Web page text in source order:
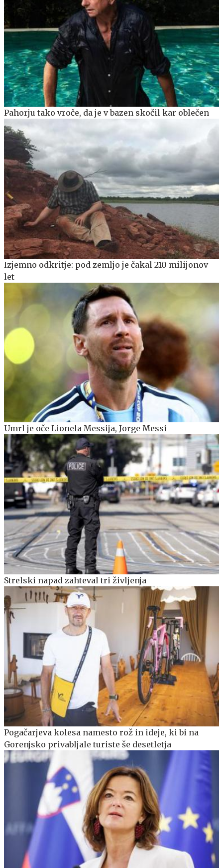
Pahorju tako vroče, da je v bazen skočil kar oblečen
Izjemno odkritje: pod zemljo je čakal 210 milijonov
let
Umrl je oče Lionela Messija, Jorge Messi
Strelski napad zahteval tri življenja
Pogačarjeva kolesa namesto rož in ideje, ki bi na
Gorenjsko privabljale turiste še desetletja